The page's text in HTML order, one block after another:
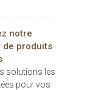
notre
de produits
solutions les
pour vos